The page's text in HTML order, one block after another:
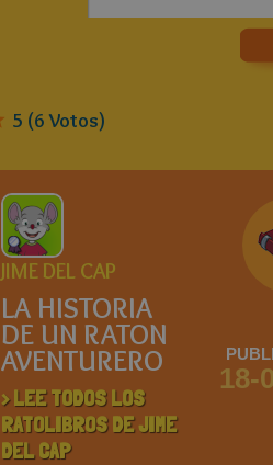
5 (6Votos)
JIME DEL CAP
LA HISTORIA
DE UN RATON
AVENTURERO
> LEE TODOS LOS
RATOLIBROS DE JIME
DEL CAP
18-